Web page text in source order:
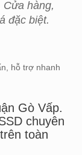
hàng,
đặc biệt.
hỗ trợ nhanh
Gò Vấp.
chuyên
toàn